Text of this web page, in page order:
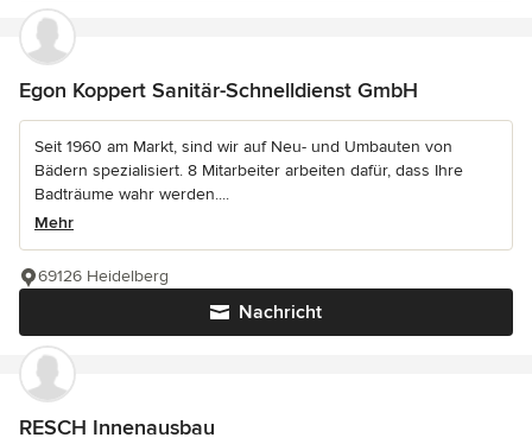
Egon Koppert Sanitär-Schnelldienst GmbH
Seit 1960 am Markt, sind wir auf Neu- und Umbauten von
Bädern spezialisiert. 8 Mitarbeiter arbeiten dafür, dass Ihre
Badträume wahr werden....
Mehr
Nachricht
69126 Heidelberg
RESCH Innenausbau